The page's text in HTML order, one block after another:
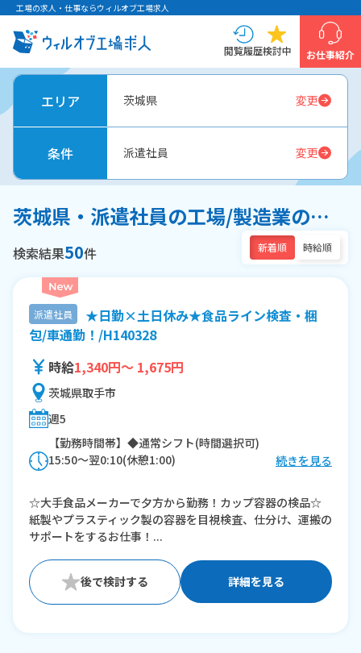
工場の求人・仕事ならウィルオブ工場求人
閲覧履歴検討中 お仕事紹介
エリア 茨城県 変更
条件 派遣社員 変更
茨城県・派遣社員の工場/製造業の求人一覧
検索結果50件 新着順 時給順
派遣社員
★日勤×土日休み★食品ライン検査・梱
包/車通勤！/H140328
時給1,340円～ 1,675円
茨城県取手市
週5
【勤務時間帯】◆通常シフト(時間選択可)
15:50〜翌0:10(休憩1:00)
※残業：0時間程度/月
続きを見る
☆大手食品メーカーで夕方から勤務！カップ容器の検品☆
紙製やプラスティック製の容器を目視検査、仕分け、運搬の
サポートをするお仕事！...
詳細を見る